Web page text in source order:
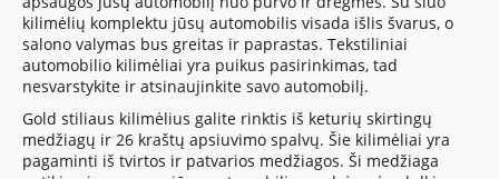
kilimėlių komplektu jūsų automobilis visada išlis švarus, o
salono valymas bus greitas ir paprastas. Tekstiliniai
automobilio kilimėliai yra puikus pasirinkimas, tad
nesvarstykite ir atsinaujinkite savo automobilį.
Gold stiliaus kilimėlius galite rinktis iš keturių skirtingų
medžiagų ir 26 kraštų apsiuvimo spalvų. Šie kilimėliai yra
pagaminti iš tvirtos ir patvarios medžiagos. Ši medžiaga